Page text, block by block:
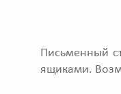
Письменный
ящиками.